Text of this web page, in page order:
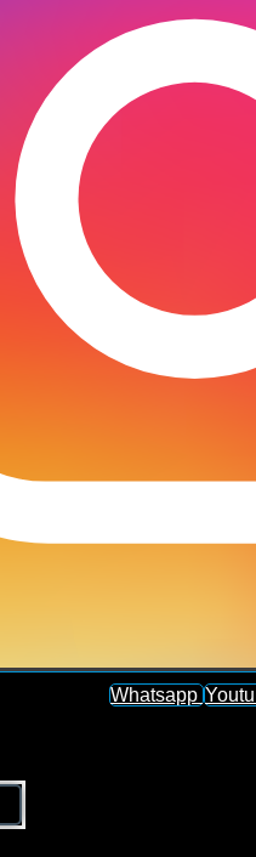
Whatsapp